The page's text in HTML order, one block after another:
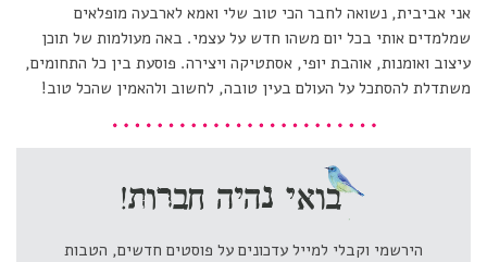
אני אביבית, נשואה לחבר הכי טוב שלי ואמא לארבעה מופלאים
שמלמדים אותי בכל יום משהו חדש על עצמי. באה מעולמות של תוכן
עיצוב ואומנות, אוהבת יופי, אסתטיקה ויצירה. פוסעת בין כל התחומים,
משתדלת להסתכל על העולם בעין טובה, לחשוב ולהאמין שהכל טוב!
הירשמי וקבלי למייל עדכונים על פוסטים חדשים, הטבות